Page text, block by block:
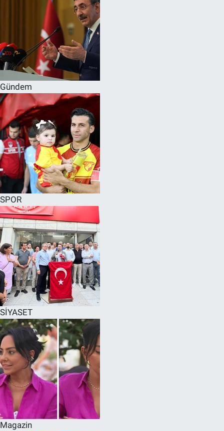
Gündem
SPOR
SİYASET
Magazin